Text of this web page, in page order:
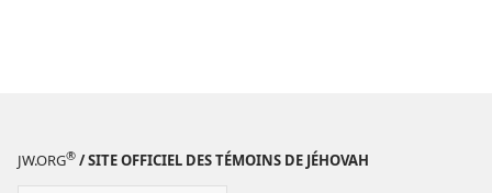
JW.ORG® / SITE OFFICIEL DES TÉMOINS DE JÉHOVAH